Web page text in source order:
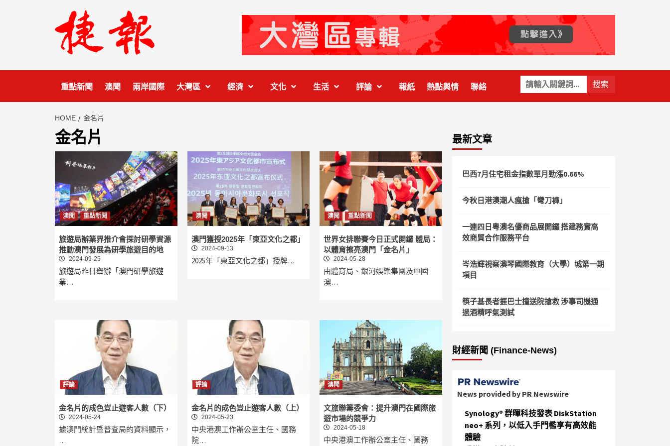
關
鍵
字:
重點新聞 澳聞 兩岸國際 大灣區 經濟 文化 生活 評論 報紙 熱點輿情 聯絡
HOME 金名片
金名片
澳聞 重點新聞
旅遊局辦業界推介會探討研學資源
推動澳門發展為研學旅遊目的地
2024-09-25
旅遊局昨日舉辦「澳門研學旅遊
業…
澳聞
澳門獲授2025年「東亞文化之都」
2024-09-13
2025年「東亞文化之都」授牌…
澳聞 重點新聞
世界女排聯賽今日正式開鑼 體局：
以體育擦亮澳門「金名片」
2024-05-28
由體育局、銀河娛樂集團及中國
澳…
評論
金名片的成色豈止遊客人數（下）
2024-05-24
據澳門統計暨普查局的資料顯示，
…
評論
金名片的成色豈止遊客人數（上）
2024-05-23
中央港澳工作辦公室主任、國務
院…
澳聞
文旅聯籌委會：提升澳門在國際旅
遊市場的競爭力
2024-05-18
中央港澳工作辦公室主任、國務
最新文章
巴西7月住宅租金指數單月勁漲0.66%
今秋日港澳潮人瘋搶「彎刀褲」
一連四日粵澳名優商品展開鑼 搭建務實高
效商貿合作服務平台
岑浩輝視察澳琴國際教育（大學）城第一期
項目
筷子基長者捱巴士撞送院搶救 涉事司機通
過酒精呼氣測試
財經新聞 (Finance-News)
News provided by PR Newswire
Synology® 群暉科技發表 DiskStation
neo+ 系列，以低入手門檻享有高效能
體驗